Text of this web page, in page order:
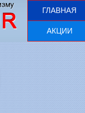
ГЛАВНАЯ
АКЦИИ